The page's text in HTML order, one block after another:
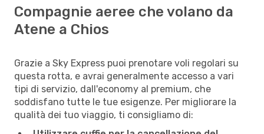
Compagnie aeree che volano da
Atene a Chios
Grazie a Sky Express puoi prenotare voli regolari su
questa rotta, e avrai generalmente accesso a vari
tipi di servizio, dall'economy al premium, che
soddisfano tutte le tue esigenze. Per migliorare la
qualità dei tuo viaggio, ti consigliamo di: